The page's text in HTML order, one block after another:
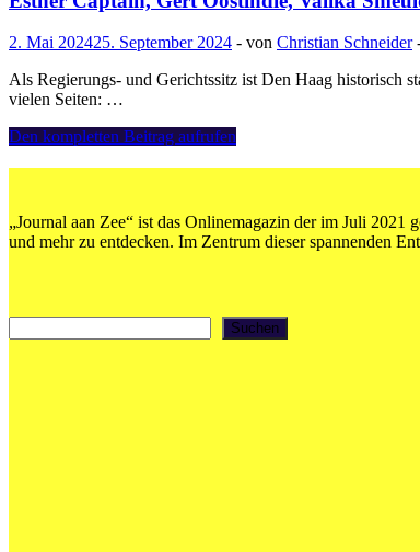
2. Mai 202425. September 2024 - von Christian Schneider
Als Regierungs- und Gerichtssitz ist Den Haag historisch
vielen Seiten: …
Esther
Valika
Smeulders
„Het
slavernijverleden
Den kompletten Beitrag aufrufen
„Journal aan Zee“ ist das Onlinemagazin der im Juli 2021
und mehr zu entdecken. Im Zentrum dieser spannenden
Suchen